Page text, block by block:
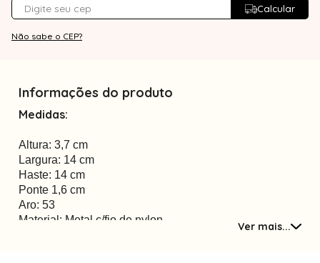
Calcular
Não sabe o CEP?
Informações do produto
Medidas:
Altura: 3,7 cm
Largura: 14 cm
Haste: 14 cm
Ponte 1,6 cm
Aro: 53
Material: Metal c/fio de nylon
Ver mais...